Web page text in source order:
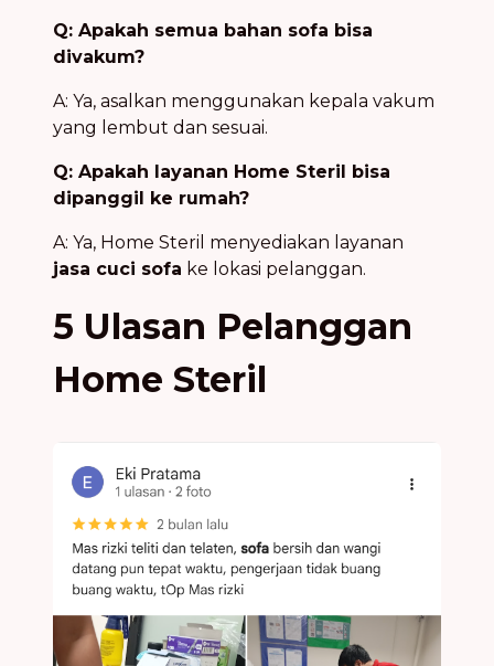
Q: Apakah semua bahan sofa bisa
divakum?
A: Ya, asalkan menggunakan kepala vakum
yang lembut dan sesuai.
Q: Apakah layanan Home Steril bisa
dipanggil ke rumah?
A: Ya, Home Steril menyediakan layanan
jasa cuci sofa ke lokasi pelanggan.
5 Ulasan Pelanggan
Home Steril